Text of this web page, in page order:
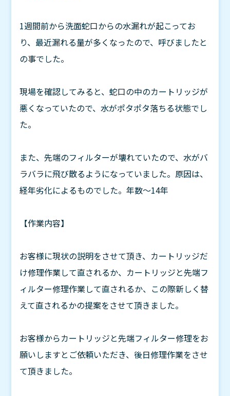
1週間前から洗面蛇口からの水漏れが起こってお
り、最近漏れる量が多くなったので、呼びましたと
の事でした。
現場を確認してみると、蛇口の中のカートリッジが
悪くなっていたので、水がポタポタ落ちる状態でし
た。
また、先端のフィルターが壊れていたので、水がバ
ラバラに飛び散るようになっていました。原因は、
経年劣化によるものでした。年数～14年
【作業内容】
お客様に現状の説明をさせて頂き、カートリッジだ
け修理作業して直されるか、カートリッジと先端フ
ィルター修理作業して直されるか、この際新しく替
えて直されるかの提案をさせて頂きました。
お客様からカートリッジと先端フィルター修理をお
願いしますとご依頼いただき、後日修理作業をさせ
て頂きました。